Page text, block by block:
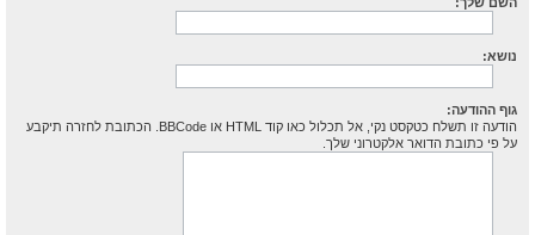
נושא:
גוף ההודעה:
הודעה זו תשלח כטקסט נקי, אל תכלול כאו קוד HTML או BBCode. הכתובת לחזרה תיקבע
על פי כתובת הדואר אלקטרוני שלך.